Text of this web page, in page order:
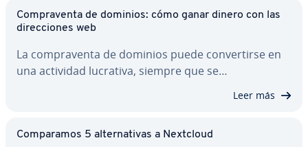
Co­m­pra­ve­n­ta de dominios: cómo ganar dinero con las
di­re­c­cio­nes web
La co­m­pra­ve­n­ta de dominios puede co­n­ve­r­ti­r­se en
una actividad lucrativa, siempre que se…
Leer más
Co­m­pa­ra­mos 5 al­te­r­na­ti­vas a Nextcloud